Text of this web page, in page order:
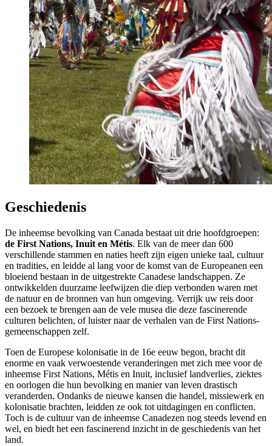
Geschiedenis
De inheemse bevolking van Canada bestaat uit drie hoofdgroepen:
de First Nations, Inuit en Métis. Elk van de meer dan 600
verschillende stammen en naties heeft zijn eigen unieke taal, cultuur
en tradities, en leidde al lang voor de komst van de Europeanen een
bloeiend bestaan in de uitgestrekte Canadese landschappen. Ze
ontwikkelden duurzame leefwijzen die diep verbonden waren met
de natuur en de bronnen van hun omgeving. Verrijk uw reis door
een bezoek te brengen aan de vele musea die deze fascinerende
culturen belichten, of luister naar de verhalen van de First Nations-
gemeenschappen zelf.
Toen de Europese kolonisatie in de 16e eeuw begon, bracht dit
enorme en vaak verwoestende veranderingen met zich mee voor de
inheemse First Nations, Métis en Inuit, inclusief landverlies, ziektes
en oorlogen die hun bevolking en manier van leven drastisch
veranderden. Ondanks de nieuwe kansen die handel, missiewerk en
kolonisatie brachten, leidden ze ook tot uitdagingen en conflicten.
Toch is de cultuur van de inheemse Canadezen nog steeds levend en
wel, en biedt het een fascinerend inzicht in de geschiedenis van het
land.